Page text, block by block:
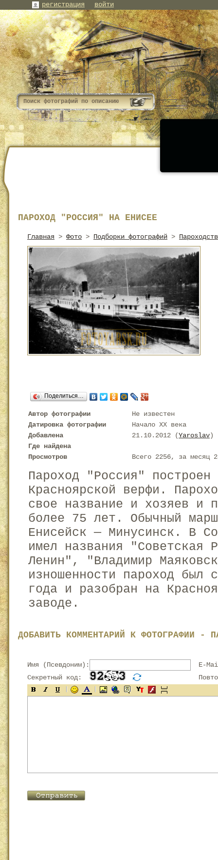
ПАРОХОД "РОССИЯ" НА ЕНИСЕЕ
Главная > Фото > Подборки фотографий >
Поделиться…
Автор фотографии
Не известен
Датировка фотографии
Начало XX века
Добавлена
21.10.2012 (Yaroslav)
Где найдена
Просмотров
Всего 2256, за месяц
Пароход "Россия"
Красноярской верфи.
свое название и хозяев и
более 75 лет. Обычный
Енисейск — Минусинск. В
имел названия "Советская
Ленин", "Владимир
изношенности пароход был
года и разобран на
заводе.
ДОБАВИТЬ КОММЕНТАРИЙ К ФОТОГРАФИИ -
Имя (Псевдоним):
E-
Секретный код:
регистрация войти